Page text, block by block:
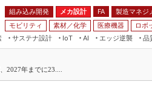
組み込み開発 メカ設計 FA 製造マネジ
モビリティ 素材／化学 医療機器 ロボ
サステナ設計
IoT
AI
エッジ逆襲 品
JIMTOF
2027年までに23....